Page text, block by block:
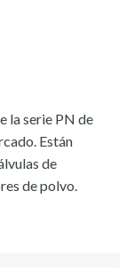
la serie PN de
Están
de
de polvo.